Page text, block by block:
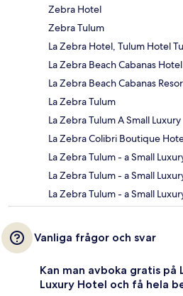
Zebra Hotel
Zebra Tulum
La Zebra Hotel, Tulum Hotel
La Zebra Beach Cabanas Hotel
La Zebra Beach Cabanas
La Zebra Tulum
La Zebra Tulum A Small Luxury
La Zebra Colibri Boutique
La Zebra Tulum - a Small
La Zebra Tulum - a Small
La Zebra Tulum - a Small
Vanliga frågor och svar
Kan man avboka gratis på
Luxury Hotel och få hela